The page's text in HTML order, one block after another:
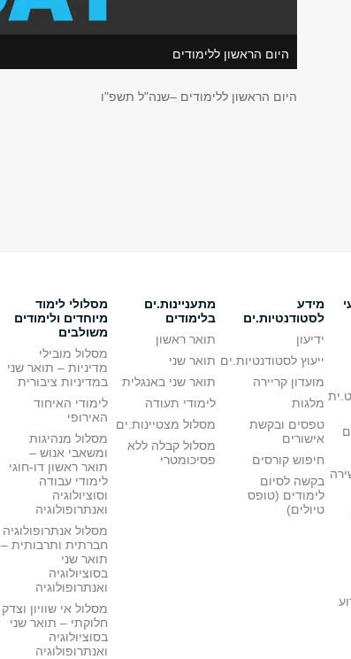
היום הראשון ללימודים
היום הראשון ללימודים –שנה"ל תשפ"ו
מידע
לסטודנטיות.ים
ידיעון
ייעוץ לסטודנטיות.ים
מועדון קריירה
מלגות
טפסים ובקשת
אישורים
חיפוש קורסים
בקשה לסיום
לימודים (טופס
טיולים)
מתעניינות.ים
בלימודים
תואר ראשון
תואר שני
תואר שני באנגלית
לימודי תעודה
מסלול מצטיינות.ים
מסלול קבלה ללא
פסיכומטרי
מסלולי לימוד
מיוחדים ולימודים
משולבים
מסלול מובילי
מדיניות – תואר שני
במדיניות ציבורית
לימודי האיחוד
האירופי
מסלול מנהיגות
ומשאבי אנוש –
תואר ראשון דו-חוגי
לימודי עבודה
וסוציולוגיה
ואנתרופולוגיה
מסלול אנתרופולוגיה
חברתית ותרבותית –
תואר שני
בסוציולוגיה
ואנתרופולוגיה
מסלול אי שוויון וצדק
חלוקתי – תואר שני
בסוציולוגיה
ואנתרופולוגיה